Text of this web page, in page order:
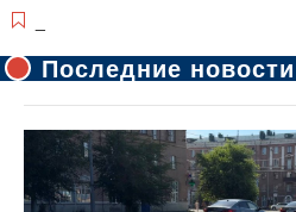
Последние новости